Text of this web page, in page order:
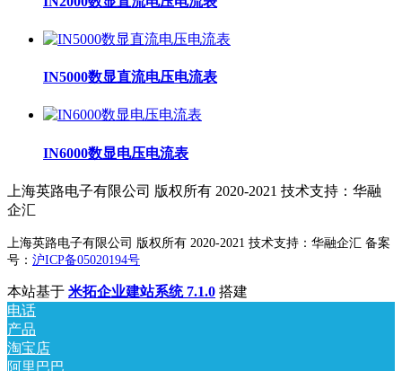
IN5000数显直流电压电流表
IN6000数显电压电流表
上海英路电子有限公司 版权所有 2020-2021 技术支持：华融
企汇
上海英路电子有限公司 版权所有 2020-2021 技术支持：华融企汇 备案
号： 沪ICP备05020194号
本站基于 米拓企业建站系统 7.1.0 搭建
电话
产品
淘宝店
阿里巴巴